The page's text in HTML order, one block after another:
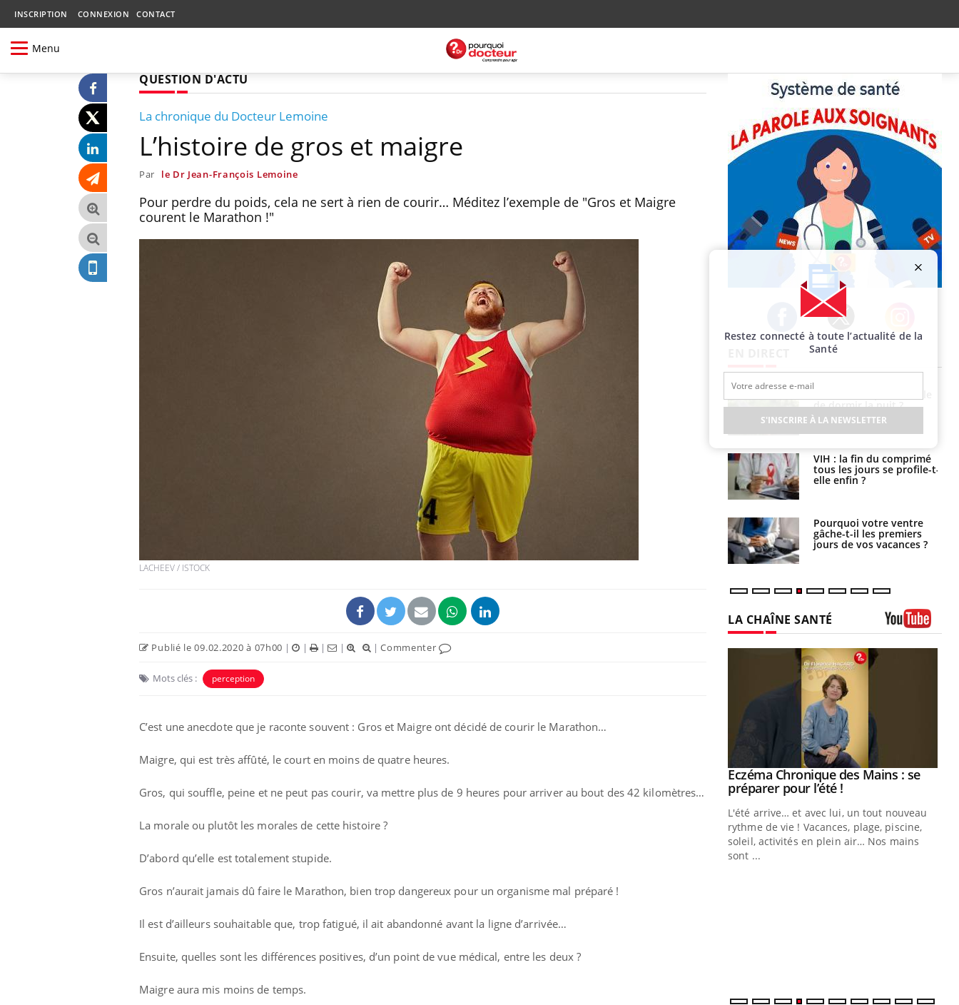
INSCRIPTION CONNEXION CONTACT
Menu
QUESTION D'ACTU
La chronique du Docteur Lemoine
L’histoire de gros et maigre
Par le Dr Jean-François Lemoine
Pour perdre du poids, cela ne sert à rien de courir… Méditez l’exemple de "Gros et Maigre
courent le Marathon !"
LACHEEV / ISTOCK
Publié le 09.02.2020 à 07h00 | | | | |Commenter
Mots clés : perception
C’est une anecdote que je raconte souvent : Gros et Maigre ont décidé de courir le Marathon…
Maigre, qui est très affûté, le court en moins de quatre heures.
Gros, qui souffle, peine et ne peut pas courir, va mettre plus de 9 heures pour arriver au bout des 42 kilomètres…
La morale ou plutôt les morales de cette histoire ?
D’abord qu’elle est totalement stupide.
Gros n’aurait jamais dû faire le Marathon, bien trop dangereux pour un organisme mal préparé !
Il est d’ailleurs souhaitable que, trop fatigué, il ait abandonné avant la ligne d’arrivée…
Ensuite, quelles sont les différences positives, d’un point de vue médical, entre les deux ?
Maigre aura mis moins de temps.
Facebook Twitter Instagram
Comment oublier les
écrans en vacances ?
Toujours connectés :
comment le travail
empiète de plus en plus
sur nos soirées
Cancer colorectal : une
stratégie simple aurait
changé la donne au Pays
basque
de dormir la nuit ?
VIH : la fin du comprimé
tous les jours se profile-t-
elle enfin ?
Pourquoi votre ventre
gâche-t-il les premiers
jours de vos vacances ?
LA CHAÎNE SANTÉ
expliquer ma maladieYoutube
d'autres non ! D'un côté, poser des
prévenirYoutube
même alopécie… Les symptômes de la
...
osait en parler??Youtube
Youtube
Eczéma Chronique des Mains : se
préparer pour l’été !Youtube
L'été arrive… et avec lui, un tout nouveau
rythme de vie ! Vacances, plage, piscine,
soleil, activités en plein air… Nos mains
sont ...
Restez connecté à toute l’actualité de la
Santé
S'INSCRIRE À LA NEWSLETTER